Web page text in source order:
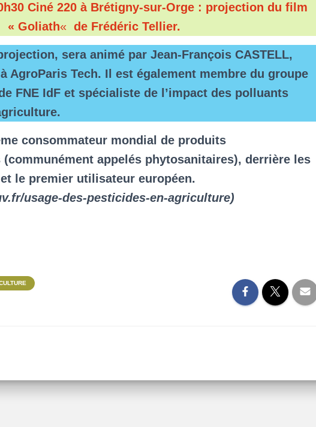
Ciné 220 à Brétigny-sur-Orge : projection du film
« Goliath« de Frédéric Tellier.
sera animé par Jean-François CASTELL,
AgroParis Tech. Il est également membre du groupe
FNE IdF et spécialiste de l’impact des polluants
consommateur mondial de produits
appelés phytosanitaires), derrière les
le premier utilisateur européen.
usage-des-pesticides-en-agriculture)